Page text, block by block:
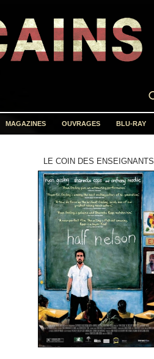
MAGAZINES OUVRAGES BLU-RAY
LE COIN DES ENSEIGNANTS